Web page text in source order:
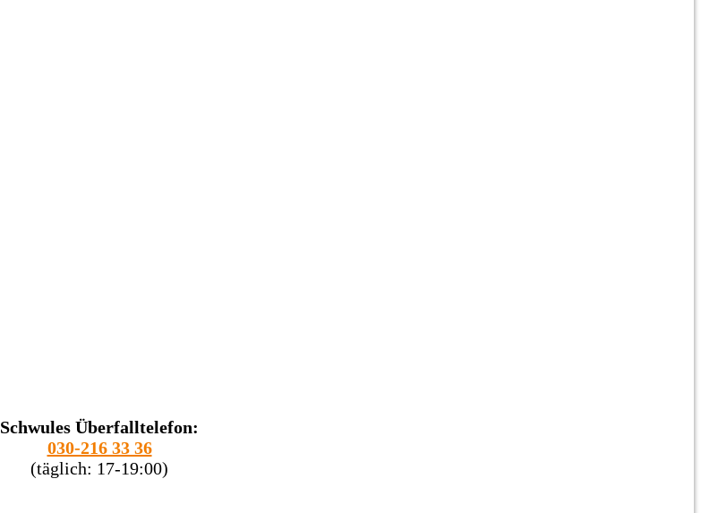
Schwules Überfalltelefon:
030-216 33 36
(täglich: 17-19:00)